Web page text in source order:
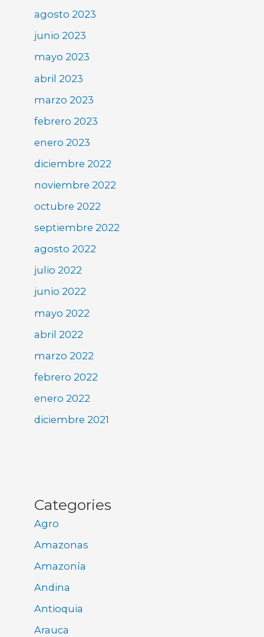
agosto 2023
junio 2023
mayo 2023
abril 2023
marzo 2023
febrero 2023
enero 2023
diciembre 2022
noviembre 2022
octubre 2022
septiembre 2022
agosto 2022
julio 2022
junio 2022
mayo 2022
abril 2022
marzo 2022
febrero 2022
enero 2022
diciembre 2021
Categories
Agro
Amazonas
Amazonía
Andina
Antioquia
Arauca